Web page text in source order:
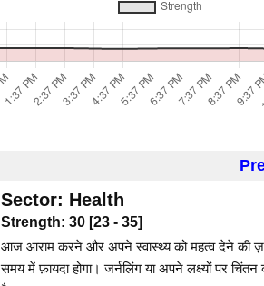
Sector: Health
Strength: 30 [23 - 35]
आज आराम करने और अपने स्वास्थ्य को महत्व देने की
समय में फ़ायदा होगा। जर्नलिंग या अपने लक्ष्यों पर